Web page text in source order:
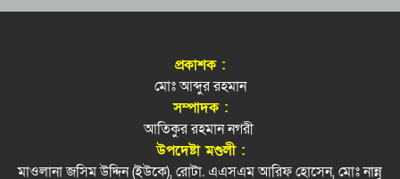
ফের জৈন্তাপুরে সড়ক দুর্ঘটনা, নিহত ১
পরিকল্পনামন্ত্রী মান্নানের বাড়ি-ঘর-ফ্ল্যাট নেই
হাম উপসর্গে সিলেটে আরও ২ শিশুর মৃত্যু
অহেতুক ইস্যু বানালে পলাতক স্বৈরাচারের পুনরুত্থানের
পথ সুগম হবে: প্রধানমন্ত্রী
প্রকাশক :
মোঃ আব্দুর রহমান
সম্পাদক :
আতিকুর রহমান নগরী
উপদেষ্টা মণ্ডলী :
মাওলানা জসিম উদ্দিন (ইউকে), রোটা. এএসএম আরিফ হোসেন, মোঃ নান্নু